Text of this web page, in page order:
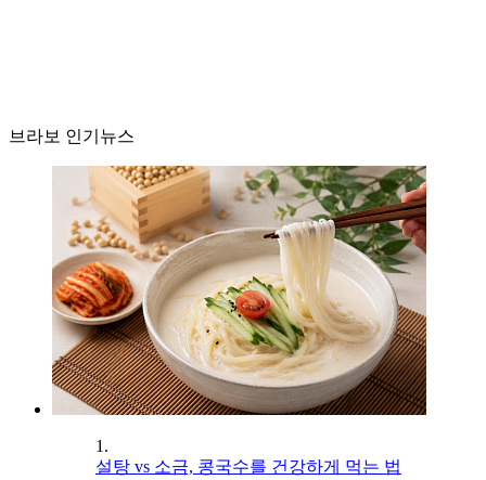
브라보 인기뉴스
1.
설탕 vs 소금, 콩국수를 건강하게 먹는 법